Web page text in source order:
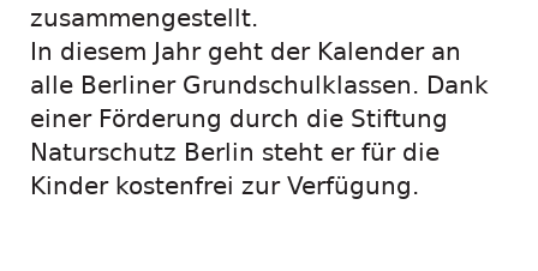
zusammengestellt.
In diesem Jahr geht der Kalender an
alle Berliner Grundschulklassen. Dank
einer Förderung durch die Stiftung
Naturschutz Berlin steht er für die
Kinder kostenfrei zur Verfügung.